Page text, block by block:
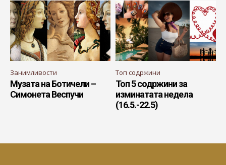
Занимливости
Музата на Ботичели –
Симонета Веспучи
Топ содржини
Топ 5 содржини за
изминатата недела
(16.5.-22.5)